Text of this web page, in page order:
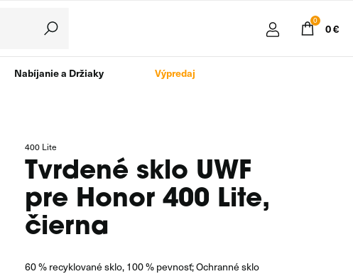
0
0 €
Nabíjanie a Držiaky Výpredaj
400 Lite
Tvrdené sklo UWF
pre Honor 400 Lite,
čierna
60 % recyklované sklo, 100 % pevnosť; Ochranné sklo